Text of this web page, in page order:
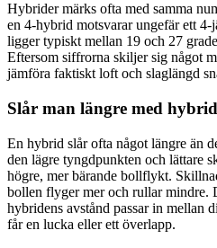
Hybrider märks ofta med samma
en 4-hybrid motsvarar ungefär ett
ligger typiskt mellan 19 och 27
Eftersom siffrorna skiljer sig något
jämföra faktiskt loft och slaglängd
Slår man längre med
En hybrid slår ofta något längre än
den lägre tyngdpunkten och lättare
högre, mer bärande bollflykt.
bollen flyger mer och rullar mindre.
hybridens avstånd passar in mellan
får en lucka eller ett överlapp.